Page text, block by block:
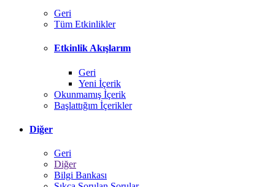
Geri
Tüm Etkinlikler
Etkinlik Akışlarım
Geri
Yeni İçerik
Okunmamış İçerik
Başlattığım İçerikler
Diğer
Geri
Diğer
Bilgi Bankası